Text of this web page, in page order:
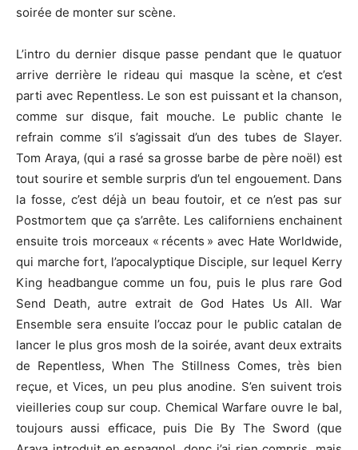
soirée de monter sur scène.
L’intro du dernier disque passe pendant que le quatuor
arrive derrière le rideau qui masque la scène, et c’est
parti avec Repentless. Le son est puissant et la chanson,
comme sur disque, fait mouche. Le public chante le
refrain comme s’il s’agissait d’un des tubes de Slayer.
Tom Araya, (qui a rasé sa grosse barbe de père noël) est
tout sourire et semble surpris d’un tel engouement. Dans
la fosse, c’est déjà un beau foutoir, et ce n’est pas sur
Postmortem que ça s’arrête. Les californiens enchainent
ensuite trois morceaux « récents » avec Hate Worldwide,
qui marche fort, l’apocalyptique Disciple, sur lequel Kerry
King headbangue comme un fou, puis le plus rare God
Send Death, autre extrait de God Hates Us All. War
Ensemble sera ensuite l’occaz pour le public catalan de
lancer le plus gros mosh de la soirée, avant deux extraits
de Repentless, When The Stillness Comes, très bien
reçue, et Vices, un peu plus anodine. S’en suivent trois
vieilleries coup sur coup. Chemical Warfare ouvre le bal,
toujours aussi efficace, puis Die By The Sword (que